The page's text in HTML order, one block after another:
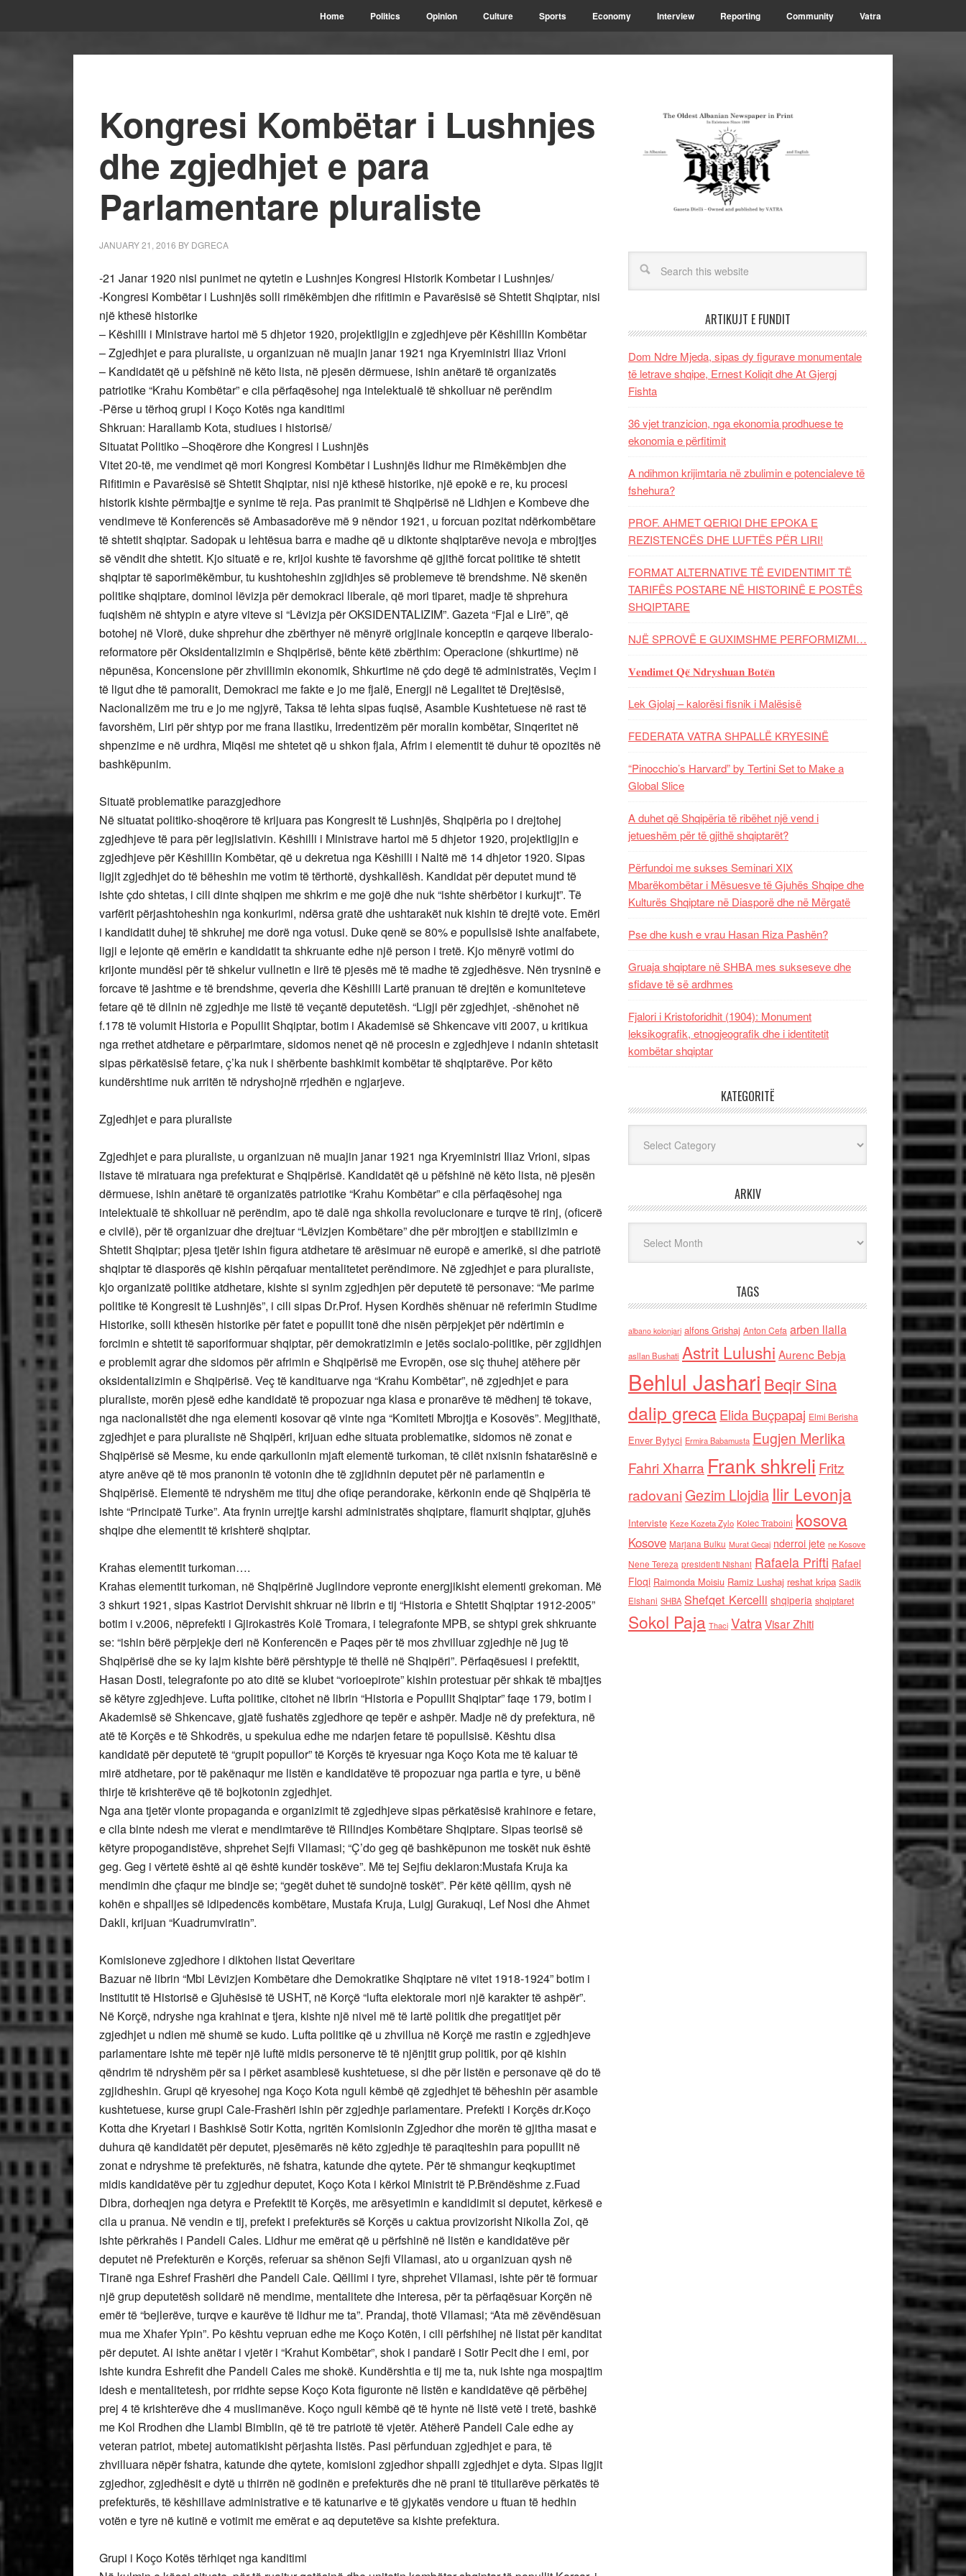
Home Politics Opinion Culture Sports Economy Interview Reporting Community Vatra
Kongresi Kombëtar i Lushnjes
dhe zgjedhjet e para
Parlamentare pluraliste
JANUARY 21, 2016 BY DGRECA
-21 Janar 1920 nisi punimet ne qytetin e Lushnjes Kongresi Historik Kombetar i Lushnjes/
-Kongresi Kombëtar i Lushnjës solli rimëkëmbjen dhe rifitimin e Pavarësisë së Shtetit Shqiptar, nisi
një kthesë historike
– Këshilli i Ministrave hartoi më 5 dhjetor 1920, projektligjin e zgjedhjeve për Këshillin Kombëtar
– Zgjedhjet e para pluraliste, u organizuan në muajin janar 1921 nga Kryeministri Iliaz Vrioni
– Kandidatët që u pëfshinë në këto lista, në pjesën dërmuese, ishin anëtarë të organizatës
patriotike “Krahu Kombëtar” e cila përfaqësohej nga intelektualë të shkolluar në perëndim
-Përse u tërhoq grupi i Koço Kotës nga kanditimi
Shkruan: Harallamb Kota, studiues i historisë/
Situatat Politiko –Shoqërore dhe Kongresi i Lushnjës
Vitet 20-të, me vendimet që mori Kongresi Kombëtar i Lushnjës lidhur me Rimëkëmbjen dhe
Rifitimin e Pavarësisë së Shtetit Shqiptar, nisi një kthesë historike, një epokë e re, ku procesi
historik kishte përmbajtje e synime të reja. Pas pranimit të Shqipërisë në Lidhjen e Kombeve dhe
vendimeve të Konferencës së Ambasadorëve më 9 nëndor 1921, u forcuan pozitat ndërkombëtare
të shtetit shqiptar. Sadopak u lehtësua barra e madhe që u diktonte shqiptarëve nevoja e mbrojtjes
së vëndit dhe shtetit. Kjo situatë e re, krijoi kushte të favorshme që gjithë forcat politike të shtetit
shqiptar të saporimëkëmbur, tu kushtoheshin zgjidhjes së problemeve të brendshme. Në skenën
politike shqiptare, dominoi lëvizja për demokraci liberale, që mori tiparet, madje të shprehura
fuqishëm në shtypin e atyre viteve si “Lëvizja për OKSIDENTALIZIM”. Gazeta “Fjal e Lirë”, që
botohej në Vlorë, duke shprehur dhe zbërthyer në mënyrë origjinale konceptin e qarqeve liberalo-
reformatore për Oksidentalizimin e Shqipërisë, bënte këtë zbërthim: Operacione (shkurtime) në
nëpunësa, Koncensione për zhvillimin ekonomik, Shkurtime në çdo degë të administratës, Veçim i
të ligut dhe të pamoralit, Demokraci me fakte e jo me fjalë, Energji në Legalitet të Drejtësisë,
Nacionalizëm me tru e jo me ngjyrë, Taksa të lehta sipas fuqisë, Asamble Kushtetuese në rast të
favorshëm, Liri për shtyp por me frana llastiku, Irredentizëm për moralin kombëtar, Sinqeritet në
shpenzime e në urdhra, Miqësi me shtetet që u shkon fjala, Afrim i elementit të duhur të opozitës në
bashkëpunim.
Situatë problematike parazgjedhore
Në situatat politiko-shoqërore të krijuara pas Kongresit të Lushnjës, Shqipëria po i drejtohej
zgjedhjeve të para për legjislativin. Këshilli i Ministrave hartoi më 5 dhjetor 1920, projektligjin e
zgjedhjeve për Këshillin Kombëtar, që u dekretua nga Këshilli i Naltë më 14 dhjetor 1920. Sipas
ligjit zgjedhjet do të bëheshin me votim të tërthortë, dyshkallësh. Kandidat për deputet mund të
ishte çdo shtetas, i cili dinte shqipen me shkrim e me gojë dhe nuk “ishte shërbëtor i kurkujt”. Të
varfërit përjashtoheshin nga konkurimi, ndërsa gratë dhe ushtarakët nuk kishin të drejtë vote. Emëri
i kandidatit duhej të shkruhej me dorë nga votusi. Duke qenë se 80% e popullsisë ishte analfabete,
ligji e lejonte që emërin e kandidatit ta shkruante edhe një person i tretë. Kjo mënyrë votimi do
krijonte mundësi për të shkelur vullnetin e lirë të pjesës më të madhe të zgjedhësve. Nën trysninë e
forcave të jashtme e të brendshme, qeveria dhe Këshilli Lartë pranuan të drejtën e komuniteteve
fetare që të dilnin në zgjedhje me listë të veçantë deputetësh. “Ligji për zgjedhjet, -shënohet në
f.178 të volumit Historia e Popullit Shqiptar, botim i Akademisë së Shkencave viti 2007, u kritikua
nga rrethet atdhetare e përparimtare, sidomos nenet që në procesin e zgjedhjeve i ndanin shtetasit
sipas përkatësisë fetare, ç’ka nuk i shërbente bashkimit kombëtar të shqiptarëve. Por këto
kundërshtime nuk arritën të ndryshojnë rrjedhën e ngjarjeve.
Zgjedhjet e para pluraliste
Zgjedhjet e para pluraliste, u organizuan në muajin janar 1921 nga Kryeministri Iliaz Vrioni, sipas
listave të miratuara nga prefekturat e Shqipërisë. Kandidatët që u pëfshinë në këto lista, në pjesën
dërmuese, ishin anëtarë të organizatës patriotike “Krahu Kombëtar” e cila përfaqësohej nga
intelektualë të shkolluar në perëndim, apo të dalë nga shkolla revolucionare e turqve të rinj, (oficerë
e civilë), për të organizuar dhe drejtuar “Lëvizjen Kombëtare” dhe për mbrojtjen e stabilizimin e
Shtetit Shqiptar; pjesa tjetër ishin figura atdhetare të arësimuar në europë e amerikë, si dhe patriotë
shqiptar të diasporës që kishin përqafuar mentalitetet perëndimore. Në zgjedhjet e para pluraliste,
kjo organizatë politike atdhetare, kishte si synim zgjedhjen për deputetë të personave: “Me parime
politike të Kongresit të Lushnjës”, i cili sipas Dr.Prof. Hysen Kordhës shënuar në referimin Studime
Historike, solli kthesën historike për fatet e popullit tonë dhe nisën përpjekjet për ndërtimin e
forcimin e shtetit të saporiformuar shqiptar, për demokratizimin e jetës socialo-politike, për zgjidhjen
e problemit agrar dhe sidomos për afrimin e Shqipërisë me Evropën, ose siç thuhej atëhere për
oksidentalizimin e Shqipërisë. Veç të kandituarve nga “Krahu Kombëtar”, në zgjedhjet e para
pluraliste, morën pjesë edhe kandidatë të propozuar nga klasa e pronarëve të mëdhenj të tokave,
nga nacionalistët dhe nga elementi kosovar që vinte nga “Komiteti Mbrojtja e Kosovës”. Megjithatë,
zgjedhjet e para pluraliste në Shqipëri, krijuan edhe situata problematike, sidomos në zonat e
Shqipërisë së Mesme, ku ende qarkullonin mjaft elementë turkoman, të cilët nxisnin fshatarësinë e
atyre anëve që të mos pranonin të votonin dhe të zgjidhnin deputet për në parlamentin e
Shqipërisë. Elementë të ndryshëm me tituj dhe ofiqe perandorake, kërkonin ende që Shqipëria të
ishte “Principatë Turke”. Ata frynin urrejtje karshi administratës shqiptare, flamurit shqiptar, gjuhës
shqipe dhe elementit të krishterë shqiptar.
Krahas elementit turkoman….
Krahas elementit turkoman, në Shqipërinë Juglindore vepronte energjikisht elementi grekoman. Më
3 shkurt 1921, sipas Kastriot Dervishit shkruar në librin e tij “Historia e Shtetit Shqiptar 1912-2005”
botim i v.2006, nëprefekti i Gjirokastrës Kolë Tromara, i telegrafonte MPB, se shtypi grek shkruante
se: “ishin bërë përpjekje deri në Konferencën e Paqes për të mos zhvilluar zgjedhje në jug të
Shqipërisë dhe se ky lajm kishte bërë përshtypje të thellë në Shqipëri”. Përfaqësuesi i prefektit,
Hasan Dosti, telegrafonte po ato ditë se klubet “vorioepirote” kishin protestuar për shkak të mbajtjes
së këtyre zgjedhjeve. Lufta politike, citohet në librin “Historia e Popullit Shqiptar” faqe 179, botim i
Akademisë së Shkencave, gjatë fushatës zgjedhore qe tepër e ashpër. Madje në dy prefektura, në
atë të Korçës e të Shkodrës, u spekulua edhe me ndarjen fetare të popullsisë. Kështu disa
kandidatë për deputetë të “grupit popullor” të Korçës të kryesuar nga Koço Kota me të kaluar të
mirë atdhetare, por të pakënaqur me listën e kandidatëve të propozuar nga partia e tyre, u bënë
thirje të krishterëve që të bojkotonin zgjedhjet.
Nga ana tjetër vlonte propaganda e organizimit të zgjedhjeve sipas përkatësisë krahinore e fetare,
e cila binte ndesh me vlerat e mendimtarëve të Rilindjes Kombëtare Shqiptare. Sipas teorisë së
këtyre propogandistëve, shprehet Sejfi Vllamasi; “Ç’do geg që bashkëpunon me toskët nuk është
geg. Geg i vërtetë është ai që është kundër toskëve”. Më tej Sejfiu deklaron:Mustafa Kruja ka
mendimin dhe çfaqur me bindje se; “gegët duhet të sundojnë toskët”. Për këtë qëllim, qysh në
kohën e shpalljes së idipedencës kombëtare, Mustafa Kruja, Luigj Gurakuqi, Lef Nosi dhe Ahmet
Dakli, krijuan “Kuadrumviratin”.
Komisioneve zgjedhore i diktohen listat Qeveritare
Bazuar në librin “Mbi Lëvizjen Kombëtare dhe Demokratike Shqiptare në vitet 1918-1924” botim i
Institutit të Historisë e Gjuhësisë të USHT, në Korçë “lufta elektorale mori një karakter të ashpër”.
Në Korçë, ndryshe nga krahinat e tjera, kishte një nivel më të lartë politik dhe pregatitjet për
zgjedhjet u ndien më shumë se kudo. Lufta politike që u zhvillua në Korçë me rastin e zgjedhjeve
parlamentare ishte më tepër një luftë midis personerve të të njënjtit grup politik, por që kishin
qëndrim të ndryshëm për sa i përket asamblesë kushtetuese, si dhe për listën e personave që do të
zgjidheshin. Grupi që kryesohej nga Koço Kota nguli këmbë që zgjedhjet të bëheshin për asamble
kushtetuese, kurse grupi Cale-Frashëri ishin për zgjedhje parlamentare. Prefekti i Korçës dr.Koço
Kotta dhe Kryetari i Bashkisë Sotir Kotta, ngritën Komisionin Zgjedhor dhe morën të gjitha masat e
duhura që kandidatët për deputet, pjesëmarës në këto zgjedhje të paraqiteshin para popullit në
zonat e ndryshme të prefekturës, në fshatra, katunde dhe qytete. Për të shmangur keqkuptimet
midis kandidatëve për tu zgjedhur deputet, Koço Kota i kërkoi Ministrit të P.Brëndëshme z.Fuad
Dibra, dorheqjen nga detyra e Prefektit të Korçës, me arësyetimin e kandidimit si deputet, kërkesë e
cila u pranua. Në vendin e tij, prefekt i prefekturës së Korçës u caktua provizorisht Nikolla Zoi, që
ishte përkrahës i Pandeli Cales. Lidhur me emërat që u përfshinë në listën e kandidatëve për
deputet në Prefekturën e Korçës, referuar sa shënon Sejfi Vllamasi, ato u organizuan qysh në
Tiranë nga Eshref Frashëri dhe Pandeli Cale. Qëllimi i tyre, shprehet Vllamasi, ishte për të formuar
një grup deputetësh solidarë në mendime, mentalitete dhe interesa, për ta përfaqësuar Korçën në
emër të “bejlerëve, turqve e kaurëve të lidhur me ta”. Prandaj, thotë Vllamasi; “Ata më zëvëndësuan
mua me Xhafer Ypin”. Po kështu vepruan edhe me Koço Kotën, i cili përfshihej në listat për kanditat
për deputet. Ai ishte anëtar i vjetër i “Krahut Kombëtar”, shok i pandarë i Sotir Pecit dhe i emi, por
ishte kundra Eshrefit dhe Pandeli Cales me shokë. Kundërshtia e tij me ta, nuk ishte nga mospajtim
idesh e mentalitetesh, por rridhte sepse Koço Kota figuronte në listën e kandidatëve që përbëhej
prej 4 të krishterëve dhe 4 muslimanëve. Koço nguli këmbë që të hynte në listë vetë i tretë, bashkë
me Kol Rrodhen dhe Llambi Bimblin, që të tre patriotë të vjetër. Atëherë Pandeli Cale edhe ay
veteran patriot, mbetej automatikisht përjashta listës. Pasi përfunduan zgjedhjet e para, të
zhvilluara nëpër fshatra, katunde dhe qytete, komisioni zgjedhor shpalli zgjedhjet e dyta. Sipas ligjit
zgjedhor, zgjedhësit e dytë u thirrën në godinën e prefekturës dhe në prani të titullarëve përkatës të
prefekturës, të këshillave administrative e të katunarive e të gjykatës vendore u ftuan të hedhin
votën e tyre në kutinë e votimit me emërat e aq deputetëve sa kishte prefektura.
Grupi i Koço Kotës tërhiqet nga kanditimi
ARTIKUJT E FUNDIT
Dom Ndre Mjeda, sipas dy figurave monumentale
të letrave shqipe, Ernest Koliqit dhe At Gjergj
Fishta
36 vjet tranzicion, nga ekonomia prodhuese te
ekonomia e përfitimit
A ndihmon krijimtaria në zbulimin e potencialeve të
fshehura?
PROF. AHMET QERIQI DHE EPOKA E
REZISTENCЁS DHE LUFTЁS PЁR LIRI!
FORMAT ALTERNATIVE TË EVIDENTIMIT TË
TARIFËS POSTARE NË HISTORINË E POSTËS
SHQIPTARE
NJË SPROVË E GUXIMSHME PERFORMIZMI…
𝐕𝐞𝐧𝐝𝐢𝐦𝐞𝐭 𝐐𝐞̈ 𝐍𝐝𝐫𝐲𝐬𝐡𝐮𝐚𝐧 𝐁𝐨𝐭𝐞̈𝐧
Lek Gjolaj – kalorësi fisnik i Malësisë
FEDERATA VATRA SHPALLË KRYESINË
“Pinocchio’s Harvard” by Tertini Set to Make a
Global Slice
A duhet që Shqipëria të ribëhet një vend i
jetueshëm për të gjithë shqiptarët?
Përfundoi me sukses Seminari XIX
Mbarëkombëtar i Mësuesve të Gjuhës Shqipe dhe
Kulturës Shqiptare në Diasporë dhe në Mërgatë
Pse dhe kush e vrau Hasan Riza Pashën?
Gruaja shqiptare në SHBA mes sukseseve dhe
sfidave të së ardhmes
Fjalori i Kristoforidhit (1904): Monument
leksikografik, etnogjeografik dhe i identitetit
kombëtar shqiptar
KATEGORITË
ARKIV
TAGS
albano kolonjari alfons Grishaj Anton Cefa arben llalla
asllan Bushati Astrit Lulushi Aurenc Bebja
Behlul Jashari Beqir Sina
dalip grecaElida Buçpapaj Elmi Berisha
Enver Bytyci Ermira Babamusta Eugjen Merlika
Fahri Xharra Frank shkreli Fritz
radovaniGezim Llojdia Ilir Levonja
Interviste Keze Kozeta Zylo Kolec Traboini kosova
Kosove Marjana Bulku Murat Gecaj nderroi jete ne Kosove
Nene Tereza presidenti Nishani Rafaela Prifti Rafael
Floqi Raimonda Moisiu Ramiz Lushaj reshat kripa Sadik
Elshani SHBA Shefqet Kercelli shqiperia shqiptaret
Sokol Paja Thaci VatraVisar Zhiti